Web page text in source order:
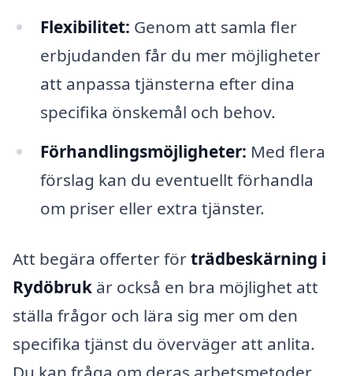
Flexibilitet: Genom att samla fler
erbjudanden får du mer möjligheter
att anpassa tjänsterna efter dina
specifika önskemål och behov.
Förhandlingsmöjligheter: Med flera
förslag kan du eventuellt förhandla
om priser eller extra tjänster.
Att begära offerter förträdbeskärning i
Rydöbruk är också en bra möjlighet att
ställa frågor och lära sig mer om den
specifika tjänst du överväger att anlita.